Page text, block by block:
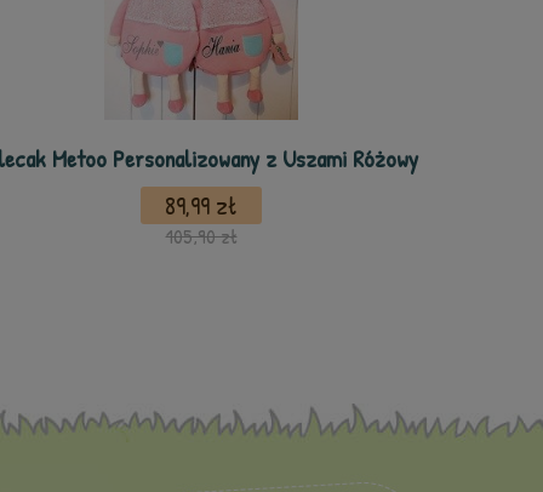
Metoo Personalizowany z Uszami Różowy
89,99 zł
105,90 zł